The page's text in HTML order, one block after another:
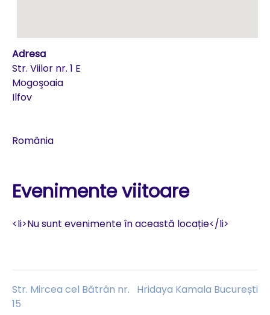
Adresa
Str. Viilor nr. 1 E
Mogoşoaia
Ilfov
România
Evenimente viitoare
<li>Nu sunt evenimente în această locație</li>
Navigare
Str. Mircea cel Bătrân nr.
15
Hridaya Kamala București